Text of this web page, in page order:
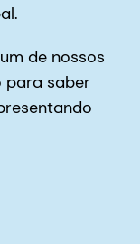
de nossos
para saber